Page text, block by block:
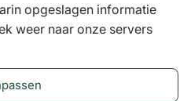
opgeslagen informatie
weer naar onze servers
Royal Club/Concept 160 cm
5-delig